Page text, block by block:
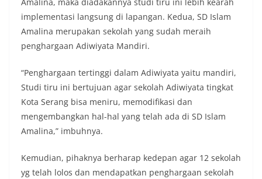
implementasi langsung di lapangan. Kedua, SD Islam
Amalina merupakan sekolah yang sudah meraih
penghargaan Adiwiyata Mandiri.
“Penghargaan tertinggi dalam Adiwiyata yaitu mandiri,
Studi tiru ini bertujuan agar sekolah Adiwiyata tingkat
Kota Serang bisa meniru, memodifikasi dan
mengembangkan hal-hal yang telah ada di SD Islam
Amalina,” imbuhnya.
Kemudian, pihaknya berharap kedepan agar 12 sekolah
yg telah lolos dan mendapatkan penghargaan sekolah